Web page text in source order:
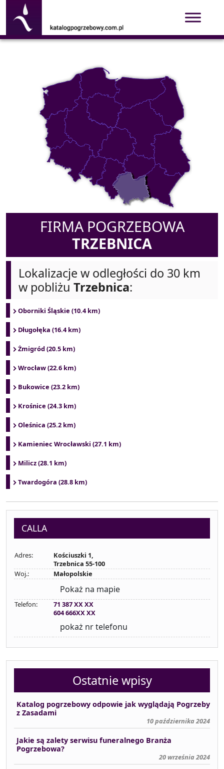
FIRMA POGRZEBOWA
TRZEBNICA
Lokalizacje w odległości do 30 km
w pobliżu Trzebnica:
Oborniki Śląskie (10.4 km)
Długołęka (16.4 km)
Żmigród (20.5 km)
Wrocław (22.6 km)
Bukowice (23.2 km)
Krośnice (24.3 km)
Oleśnica (25.2 km)
Kamieniec Wrocławski (27.1 km)
Milicz (28.1 km)
Twardogóra (28.8 km)
CALLA
Adres:
Kościuszki 1,
Trzebnica 55-100
Woj.:
Małopolskie
Pokaż na mapie
Telefon:
71 387 XX XX
604 666XX XX
pokaż nr telefonu
Ostatnie wpisy
Katalog pogrzebowy odpowie jak wyglądają Pogrzeby
z Zasadami
10 października 2024
Jakie są zalety serwisu funeralnego Branża
Pogrzebowa?
20 września 2024